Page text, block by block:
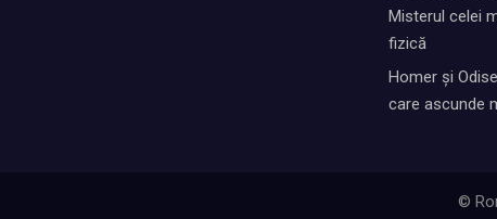
Misterul celei
fizică
Homer și
care ascunde
©